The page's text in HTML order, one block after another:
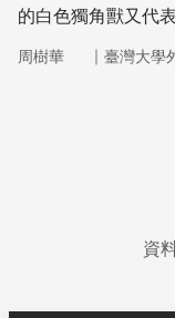
的白色獨角獸又代
周樹華 ｜ 臺灣大學
資